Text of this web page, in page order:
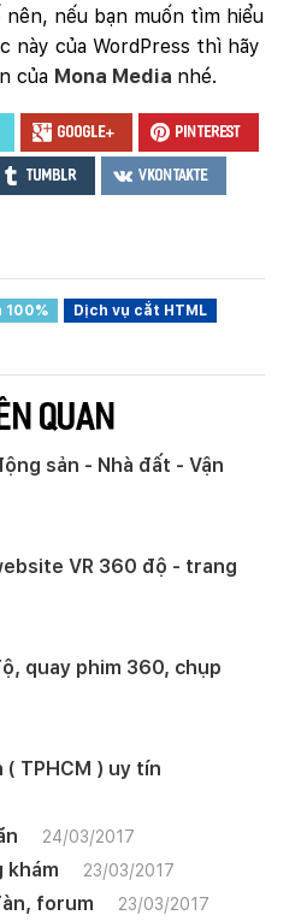
nếu bạn muốn tìm hiểu
này của WordPress thì hãy
của Mona Media nhé.
Google+ Pinterest
Tumblr VKontakte
100%
Dịch vụ cắt HTML
QUAN
sản - Nhà đất - Vận
VR 360 độ - trang
quay phim 360, chụp
( TPHCM ) uy tín
24/03/2017
khám 23/03/2017
forum 23/03/2017